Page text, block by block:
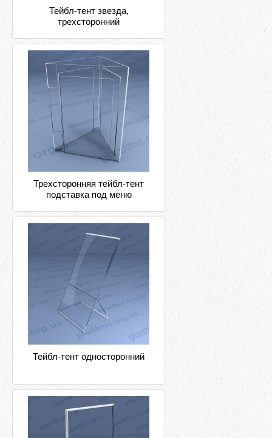
Тейбл-тент звезда,
трехсторонний
Трехсторонняя тейбл-тент
подставка под меню
Тейбл-тент односторонний